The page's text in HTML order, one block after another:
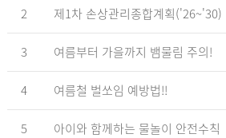
2 제1차 손상관리종합계획('26~'30)
3 여름부터 가을까지 뱀물림 주의!
4 여름철 벌쏘임 예방법!!
5 아이와 함께하는 물놀이 안전수칙